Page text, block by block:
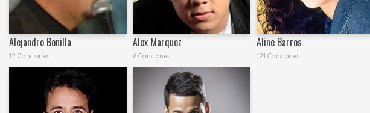
Alejandro Bonilla
12 Canciones
Alex Marquez
6 Canciones
Aline Barros
121 Canciones